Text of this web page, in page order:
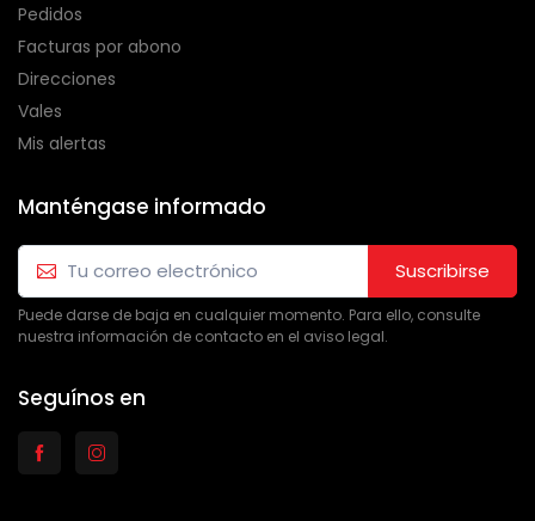
Pedidos
Facturas por abono
Direcciones
Vales
Mis alertas
Manténgase informado
Suscribirse
Puede darse de baja en cualquier momento. Para ello, consulte
nuestra información de contacto en el aviso legal.
Seguínos en